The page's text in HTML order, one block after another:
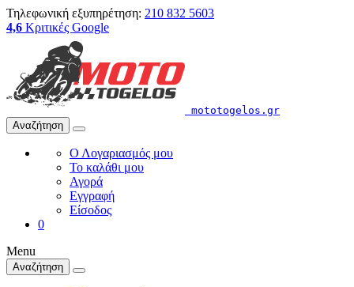
Τηλεφωνική εξυπηρέτηση: 210 832 5603
4,6 Κριτικές Google
mototogelos.gr
Αναζήτηση
Ο Λογαριασμός μου
Το καλάθι μου
Αγορά
Εγγραφή
Είσοδος
0
Menu
Αναζήτηση